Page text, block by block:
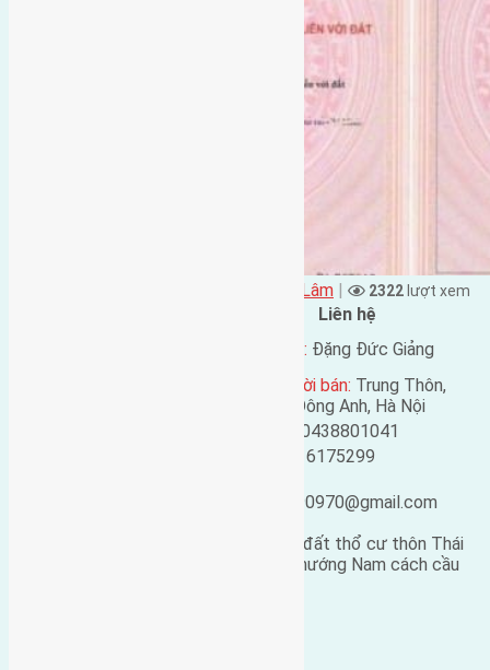
Xã Mai Lâm | 2322 lượt xem
Liên hệ
Tên liên lạc: Đặng Đức Giảng
Địa chỉ người bán: Trung Thôn,
Đông Hội, Đông Anh, Hà Nội
0438801041
0916175299
ducgiang090970@gmail.com
có diện tích 44m2(4×11) đất thổ cư thôn Thái
Bình, Mai Lâm. Đường rộng 2,5m, vị trí hướng Nam cách cầu